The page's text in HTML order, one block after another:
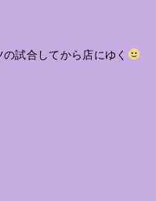
試合してから店にゆく